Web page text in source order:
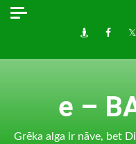
Skip
Draugiem
e –
Grēka alga ir nāve, bet